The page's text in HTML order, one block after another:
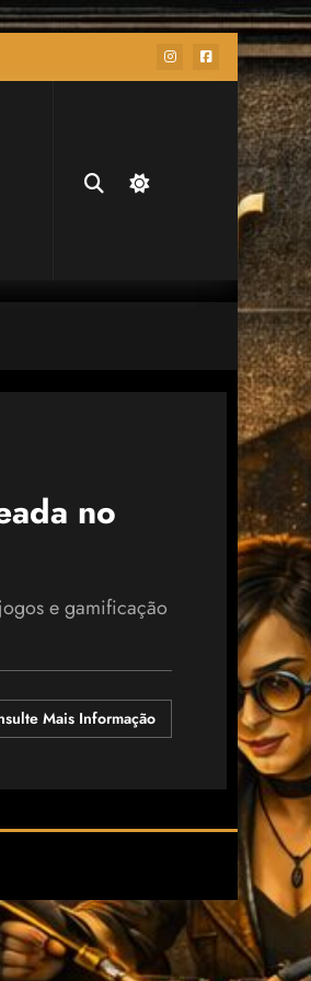
no
e gamificação
Mais Informação